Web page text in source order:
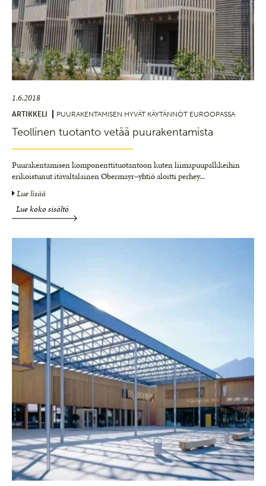
1.6.2018
ARTIKKELI PUURAKENTAMISEN HYVÄT KÄYTÄNNÖT EUROOPASSA
Teollinen tuotanto vetää puurakentamista
Puurakentamisen komponenttituotantoon kuten liimapuupalkkeihin
erikoistunut itävaltalainen Obermayr–yhtiö aloitti perhey...
Lue lisää
Lue koko sisältö